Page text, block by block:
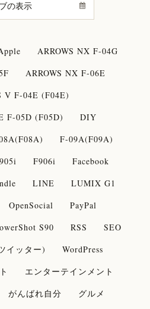
ARROWS NX F-04G
ARROWS NX F-06E
V F-04E (F04E)
F-05D (F05D)
DIY
F-09A(F09A)
F906i
Facebook
LINE
LUMIX G1
OpenSocial
PayPal
S90 RSS
SEO
イッター)
WordPress
エンターテインメント
がんばれ自分
グルメ